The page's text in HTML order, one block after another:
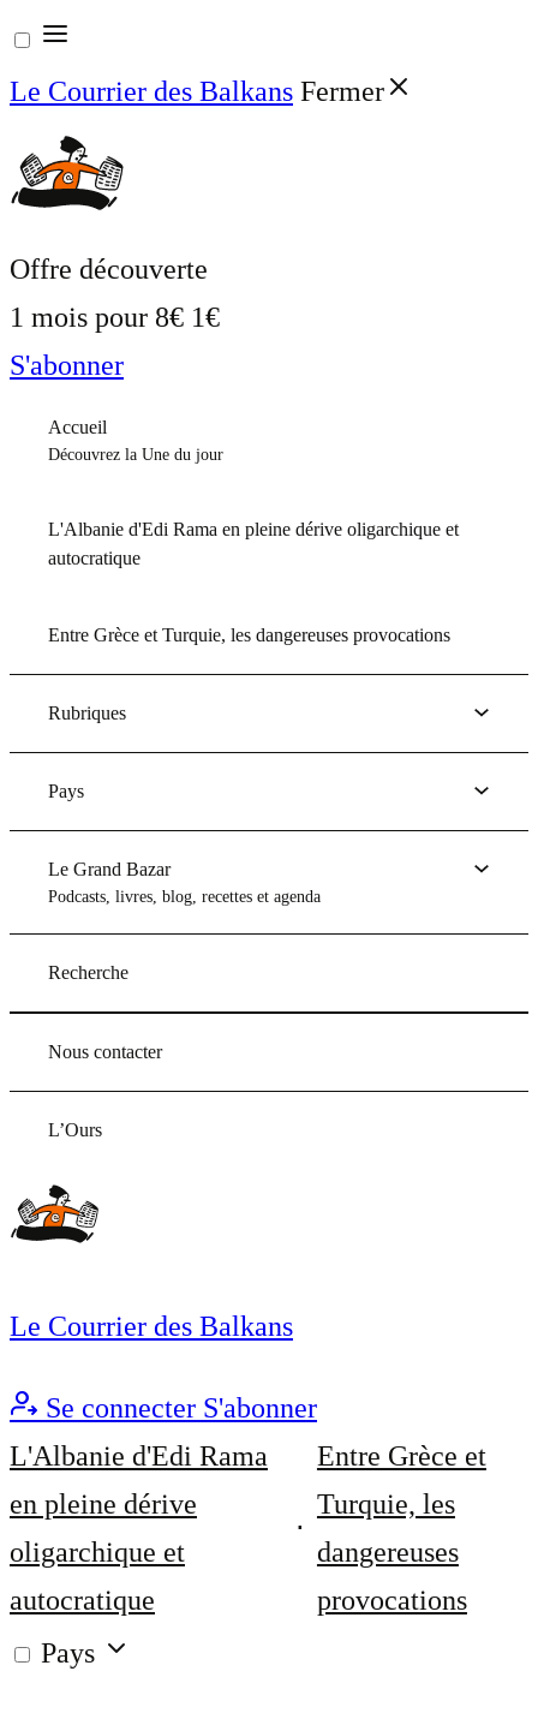
Aller
au
contenu
Le Courrier des Balkans Fermer
Offre découverte
1 mois pour 8€ 1€
S'abonner
Accueil
Découvrez la Une du jour
L'Albanie d'Edi Rama en pleine dérive oligarchique et
autocratique
Entre Grèce et Turquie, les dangereuses provocations
Rubriques
Pays
Le Grand Bazar
Podcasts, livres, blog, recettes et agenda
Recherche
Nous contacter
L’Ours
Le Courrier des Balkans
Se connecter S'abonner
L'Albanie d'Edi Rama
en pleine dérive
oligarchique et
autocratique
Entre Grèce et
Turquie, les
dangereuses
provocations
Pays